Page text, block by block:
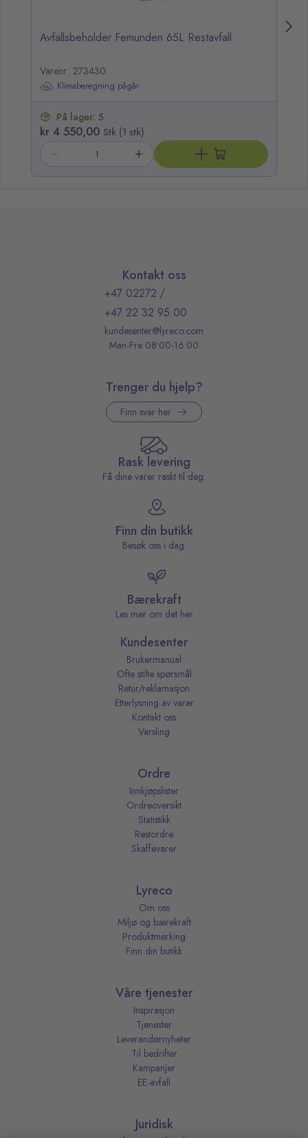
Avfallsbeholder Femunden 65L Restavfall
Varenr.: 273430
Klimaberegning pågår
På lager: 5
kr 4 550,00 Stk (1 stk)
Kontakt oss
+47 02272 /
+47 22 32 95 00
kundesenter@lyreco.com
Man-Fre 08:00-16:00
Trenger du hjelp?
Finn svar her
Rask levering
Få dine varer raskt til deg.
Finn din butikk
Besøk oss i dag.
Bærekraft
Les mer om det her
Kundesenter
Brukermanual
Ofte stilte spørsmål
Retur/reklamasjon
Etterlysning av varer
Kontakt oss
Varsling
Ordre
Innkjøpslister
Ordreoversikt
Statistikk
Restordre
Skaffevarer
Lyreco
Om oss
Miljø og bærekraft
Produktmerking
Finn din butikk
Våre tjenester
Inspirasjon
Tjenester
Leverandørnyheter
Til bedrifter
Kampanjer
EE-avfall
Juridisk